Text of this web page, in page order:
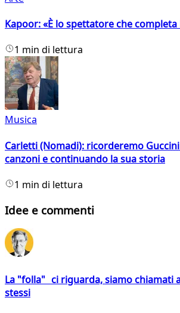
Kapoor: «È lo spettatore che completa
1 min di lettura
Musica
Carletti (Nomadi): ricorderemo
canzoni e continuando la sua storia
1 min di lettura
Idee e commenti
La "folla" ci riguarda, siamo chiamati
stessi